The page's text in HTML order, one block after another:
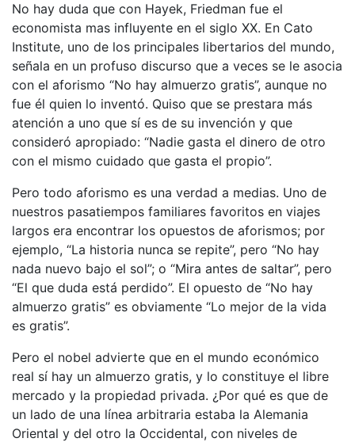
No hay duda que con Hayek, Friedman fue el
economista mas influyente en el siglo XX. En Cato
Institute, uno de los principales libertarios del mundo,
señala en un profuso discurso que a veces se le asocia
con el aforismo “No hay almuerzo gratis”, aunque no
fue él quien lo inventó. Quiso que se prestara más
atención a uno que sí es de su invención y que
consideró apropiado: “Nadie gasta el dinero de otro
con el mismo cuidado que gasta el propio”.
Pero todo aforismo es una verdad a medias. Uno de
nuestros pasatiempos familiares favoritos en viajes
largos era encontrar los opuestos de aforismos; por
ejemplo, “La historia nunca se repite”, pero “No hay
nada nuevo bajo el sol”; o “Mira antes de saltar”, pero
“El que duda está perdido”. El opuesto de “No hay
almuerzo gratis” es obviamente “Lo mejor de la vida
es gratis”.
Pero el nobel advierte que en el mundo económico
real sí hay un almuerzo gratis, y lo constituye el libre
mercado y la propiedad privada. ¿Por qué es que de
un lado de una línea arbitraria estaba la Alemania
Oriental y del otro la Occidental, con niveles de